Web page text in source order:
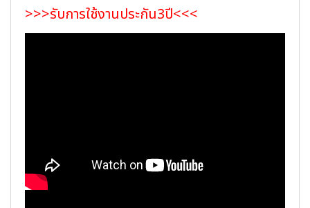
>>>รับการใช้งานประกัน3ปี<<<